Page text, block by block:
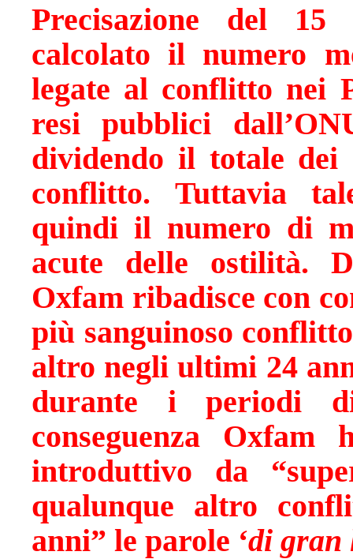
Precisazione del
calcolato il numero
legate al conflitto nei
resi pubblici
dividendo il totale
conflitto. Tuttavia
quindi il numero di
acute delle ostilità.
Oxfam ribadisce con
più sanguinoso
altro negli ultimi 24
durante i periodi
conseguenza
introduttivo da
qualunque altro
anni” le parole ‘di gran